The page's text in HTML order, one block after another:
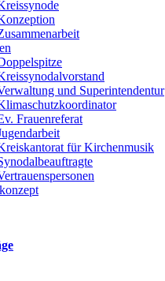
und Superintendentur
Frauenreferat
für Kirchenmusik